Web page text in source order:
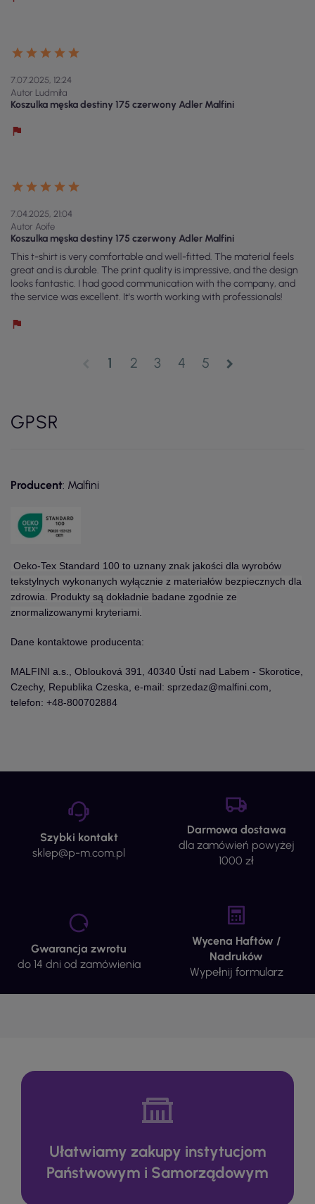
7.07.2025, 12:24
Autor Ludmiła
Koszulka męska destiny 175 czerwony Adler Malfini
7.04.2025, 21:04
Autor Aoife
Koszulka męska destiny 175 czerwony Adler Malfini
This t-shirt is very comfortable and well-fitted. The material feels
great and is durable. The print quality is impressive, and the design
looks fantastic. I had good communication with the company, and
the service was excellent. It's worth working with professionals!
1 2 3 4 5 chevron_right
GPSR
Producent: Malfini
Oeko-Tex Standard 100 to uznany znak jakości dla wyrobów
tekstylnych wykonanych wyłącznie z materiałów bezpiecznych dla
zdrowia. Produkty są dokładnie badane zgodnie ze
znormalizowanymi kryteriami.
Dane kontaktowe producenta:
MALFINI a.s., Oblouková 391, 40340 Ústí nad Labem - Skorotice,
Czechy, Republika Czeska, e-mail: sprzedaz@malfini.com,
telefon: +48-800702884
Szybki kontakt
sklep@p-m.com.pl
Darmowa dostawa
dla zamówień powyżej
1000 zł
Gwarancja zwrotu
do 14 dni od zamówienia
Wycena Haftów /
Nadruków
Wypełnij formularz
Ułatwiamy zakupy instytucjom
Państwowym i Samorządowym